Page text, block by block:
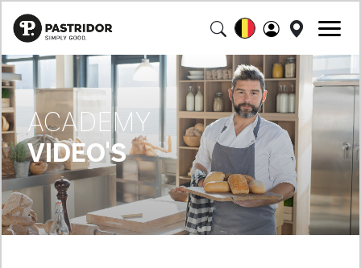
ACADEMY
VIDEO'S